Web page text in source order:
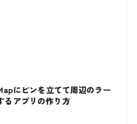
にピンを立てて周辺のラー
るアプリの作り方